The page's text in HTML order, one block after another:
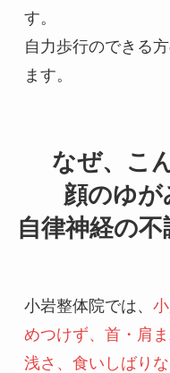
す。
自力歩行のできる
ます。
なぜ、こ
顔のゆが
自律神経の
小岩整体院では、
めつけず、首・肩
浅さ、食いしばり